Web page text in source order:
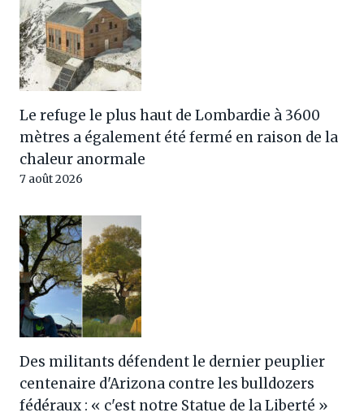
Le refuge le plus haut de Lombardie à 3600
mètres a également été fermé en raison de la
chaleur anormale
7 août 2026
Des militants défendent le dernier peuplier
centenaire d'Arizona contre les bulldozers
fédéraux : « c'est notre Statue de la Liberté »